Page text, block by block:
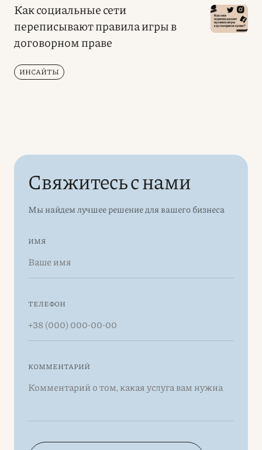
Как социальные сети
переписывают правила игры в
договорном праве
ИНСАЙТЫ
Свяжитесь с нами
Мы найдем лучшее решение для вашего бизнеса
ИМЯ
ТЕЛЕФОН
КОММЕНТАРИЙ